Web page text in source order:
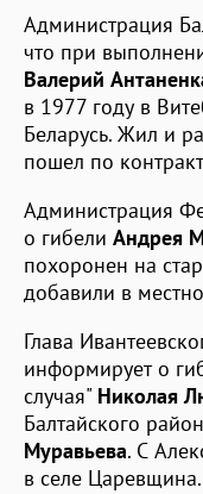
Администрация
что при
Валерий
в 1977 году в
Беларусь. Жил и
пошел по
Администрация
о гибели Андрея
похоронен на
добавили в
Глава
информирует о
случая" Николая
Балтайского
Муравьева. С
в селе Царевщина.